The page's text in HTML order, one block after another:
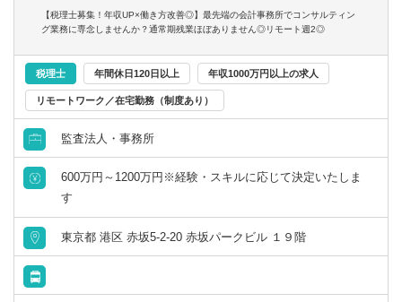
「新しい形の会計事務所を創っていきたい」
このような方からのご応募をぜひお待ちしております！
■顧問先情報
など）
・医療法人（主に福島事務所）、公益法人、社会福祉法人
・個人（スポーツマンや芸術家、フリーランスのコンサル
など
DDを担当いただきます。
【税理士募集！年収UP×働き方改善◎】最先端の会計事務所でコンサルティン
グ業務に専念しませんか？通常期残業ほぼありません◎リモート週2◎
税理士 年間休日120日以上 年収1000万円以上の求人
リモートワーク／在宅勤務（制度あり）
監査法人・事務所
600万円～1200万円※経験・スキルに応じて決定いたしま
す
東京都 港区 赤坂5-2-20 赤坂パークビル １９階